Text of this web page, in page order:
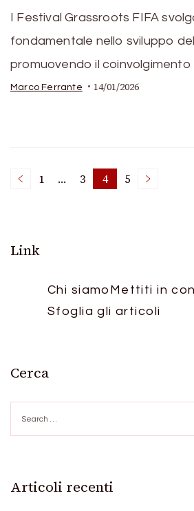
I Festival Grassroots FIFA
fondamentale nello sviluppo
promuovendo il coinvolgimento
Marco Ferrante 14/01/2026
Posts
Page
1 … Page
3 Page
4 Page
5
Link
Chi siamo Mettiti in
Sfoglia gli articoli
Cerca
for:
Articoli recenti